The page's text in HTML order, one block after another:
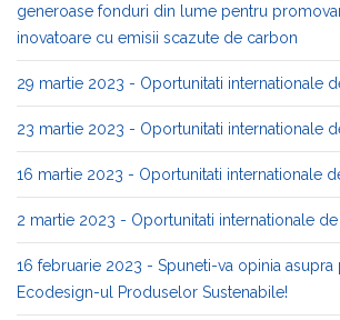
generoase fonduri din lume pentru
inovatoare cu emisii scazute de carbon
29 martie 2023 - Oportunitati internationale
23 martie 2023 - Oportunitati internationale
16 martie 2023 - Oportunitati internationale
2 martie 2023 - Oportunitati internationale de
16 februarie 2023 - Spuneti-va opinia
Ecodesign-ul Produselor Sustenabile!